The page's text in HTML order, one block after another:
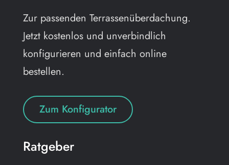
Zur passenden Terrassenüberdachung.
Jetzt kostenlos und unverbindlich
konfigurieren und einfach online
bestellen.
Zum Konfigurator
Ratgeber